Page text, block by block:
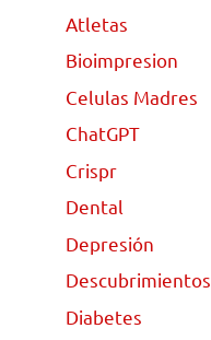
Atletas
Bioimpresion
Celulas Madres
ChatGPT
Crispr
Dental
Depresión
Descubrimientos
Diabetes